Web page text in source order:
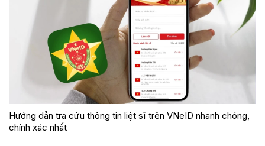
Hướng dẫn tra cứu thông tin liệt sĩ trên VNeID nhanh chóng,
chính xác nhất